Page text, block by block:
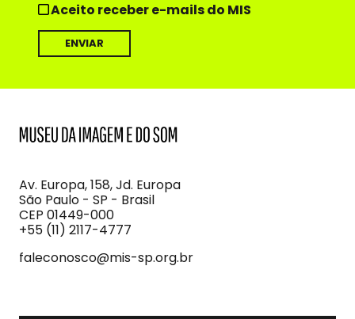
Aceito receber e-mails do MIS
Imagem
e
do
Som
Av. Europa, 158, Jd. Europa
São Paulo - SP - Brasil
CEP 01449-000
+55 (11) 2117-4777
faleconosco@mis-sp.org.br